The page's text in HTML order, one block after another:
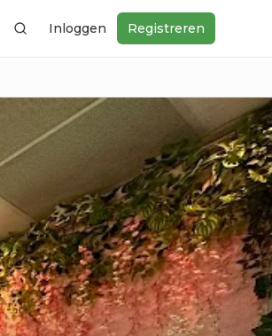
ZoekenInloggen Registreren